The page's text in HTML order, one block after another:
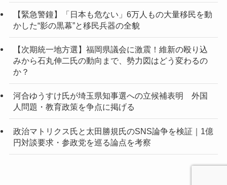
【緊急警鐘】「日本も危ない」6万人もの大量移民を動
かした“影の黒幕”と移民兵器の全貌
【次期統一地方選】福岡県議会に激震！維新の殴り込
みから石丸伸二氏の動向まで、勢力図はどう変わるの
か？
河合ゆうすけ氏が埼玉県知事選への立候補表明 外国
人問題・教育政策を争点に掲げる
政治マトリクス氏と太田勝規氏のSNS論争を検証｜1億
円対談要求・参政党を巡る論点を考察